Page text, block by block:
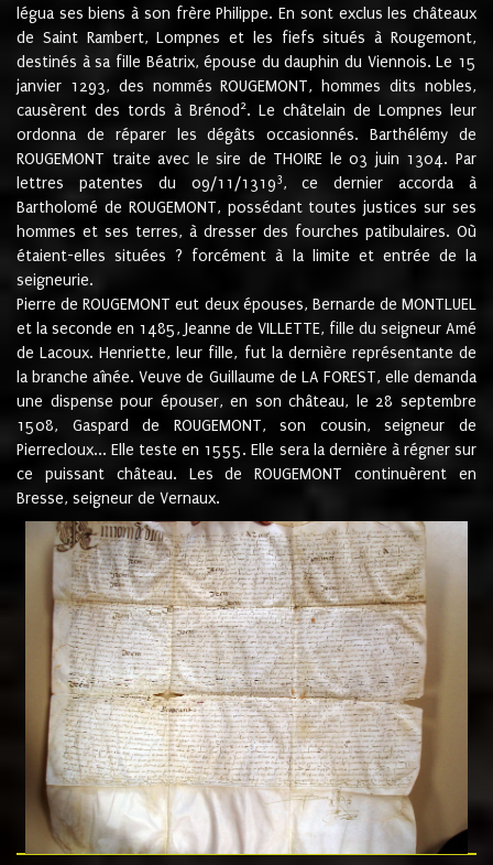
légua ses biens à son frère Philippe. En sont exclus les châteaux
de Saint Rambert, Lompnes et les fiefs situés à Rougemont,
destinés à sa fille Béatrix, épouse du dauphin du Viennois. Le 15
janvier 1293, des nommés ROUGEMONT, hommes dits nobles,
causèrent des tords à Brénod 2. Le châtelain de Lompnes leur
ordonna de réparer les dégâts occasionnés. Barthélémy de
ROUGEMONT traite avec le sire de THOIRE le 03 juin 1304. Par
lettres patentes du 09/11/13193, ce dernier accorda à
Bartholomé de ROUGEMONT, possédant toutes justices sur ses
hommes et ses terres, à dresser des fourches patibulaires. Où
étaient-elles situées ? forcément à la limite et entrée de la
seigneurie.
Pierre de ROUGEMONT eut deux épouses, Bernarde de MONTLUEL
et la seconde en 1485, Jeanne de VILLETTE, fille du seigneur Amé
de Lacoux. Henriette, leur fille, fut la dernière représentante de
la branche aînée. Veuve de Guillaume de LA FOREST, elle demanda
une dispense pour épouser, en son château, le 28 septembre
1508, Gaspard de ROUGEMONT, son cousin, seigneur de
Pierrecloux... Elle teste en 1555. Elle sera la dernière à régner sur
ce puissant château. Les de ROUGEMONT continuèrent en
Bresse, seigneur de Vernaux.